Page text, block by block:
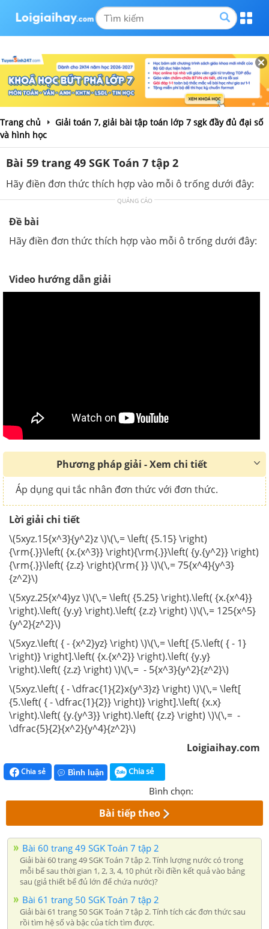
Trang chủ
Giải toán 7, giải bài tập toán lớp 7 sgk đầy đủ đại số
và hình học
Bài 59 trang 49 SGK Toán 7 tập 2
Hãy điền đơn thức thích hợp vào mỗi ô trống dưới đây:
QUẢNG CÁO
Đề bài
Hãy điền đơn thức thích hợp vào mỗi ô trống dưới đây:
Video hướng dẫn giải
Phương pháp giải - Xem chi tiết
Áp dụng qui tắc nhân đơn thức với đơn thức.
Lời giải chi tiết
\(5xyz.15{x^3}{y^2}z \)\(\,= \left( {5.15} \right)
{\rm{.}}\left( {x.{x^3}} \right){\rm{.}}\left( {y.{y^2}} \right)
{\rm{.}}\left( {z.z} \right){\rm{ }} \)\(\,= 75{x^4}{y^3}
{z^2}\)
\(5xyz.25{x^4}yz \)\(\,= \left( {5.25} \right).\left( {x.{x^4}}
\right).\left( {y.y} \right).\left( {z.z} \right) \)\(\,= 125{x^5}
{y^2}{z^2}\)
\(5xyz.\left( { - {x^2}yz} \right) \)\(\,= \left[ {5.\left( { - 1}
\right)} \right].\left( {x.{x^2}} \right).\left( {y.y}
\right).\left( {z.z} \right) \)\(\,= - 5{x^3}{y^2}{z^2}\)
\(5xyz.\left( { - \dfrac{1}{2}x{y^3}z} \right) \)\(\,= \left[
{5.\left( { - \dfrac{1}{2}} \right)} \right].\left( {x.x}
\right).\left( {y.{y^3}} \right).\left( {z.z} \right) \)\(\,= -
\dfrac{5}{2}{x^2}{y^4}{z^2}\)
Loigiaihay.com
Chia sẻ Bình luận Chia sẻ
Bình chọn:
Bài tiếp theo
Bài 60 trang 49 SGK Toán 7 tập 2
Giải bài 60 trang 49 SGK Toán 7 tập 2. Tính lượng nước có trong
mỗi bể sau thời gian 1, 2, 3, 4, 10 phút rồi điền kết quả vào bảng
sau (giả thiết bể đủ lớn để chứa nước)?
Bài 61 trang 50 SGK Toán 7 tập 2
Giải bài 61 trang 50 SGK Toán 7 tập 2. Tính tích các đơn thức sau
rồi tìm hệ số và bậc của tích tìm được.